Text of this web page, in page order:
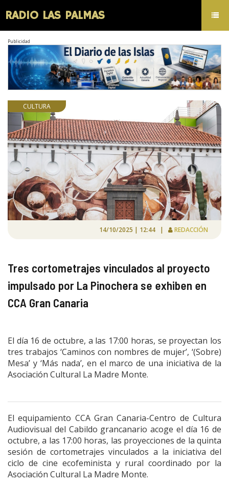
RADIO LAS PALMAS
Publicidad
CULTURA
14/10/2025 | 12:44 | REDACCIÓN
Tres cortometrajes vinculados al proyecto
impulsado por La Pinochera se exhiben en
CCA Gran Canaria
El día 16 de octubre, a las 17:00 horas, se proyectan los
tres trabajos ‘Caminos con nombres de mujer’, ‘(Sobre)
Mesa’ y ‘Más nada’, en el marco de una iniciativa de la
Asociación Cultural La Madre Monte.
El equipamiento CCA Gran Canaria-Centro de Cultura
Audiovisual del Cabildo grancanario acoge el día 16 de
octubre, a las 17:00 horas, las proyecciones de la quinta
sesión de cortometrajes vinculados a la iniciativa del
ciclo de cine ecofeminista y rural coordinado por la
Asociación Cultural La Madre Monte.